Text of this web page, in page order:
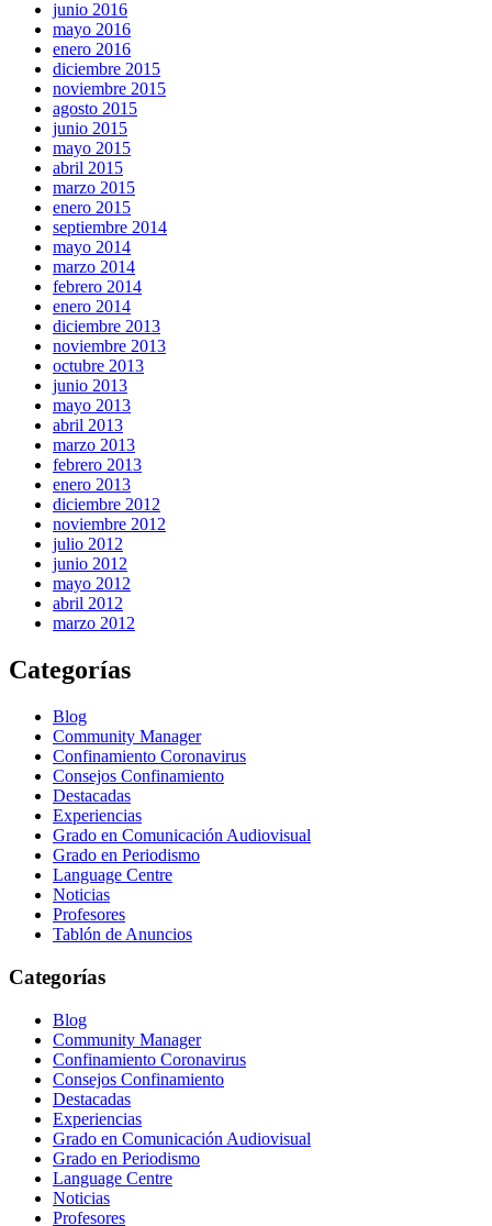
junio 2016
mayo 2016
enero 2016
diciembre 2015
noviembre 2015
agosto 2015
junio 2015
mayo 2015
abril 2015
marzo 2015
enero 2015
septiembre 2014
mayo 2014
marzo 2014
febrero 2014
enero 2014
diciembre 2013
noviembre 2013
octubre 2013
junio 2013
mayo 2013
abril 2013
marzo 2013
febrero 2013
enero 2013
diciembre 2012
noviembre 2012
julio 2012
junio 2012
mayo 2012
abril 2012
marzo 2012
Categorías
Blog
Community Manager
Confinamiento Coronavirus
Consejos Confinamiento
Destacadas
Experiencias
Grado en Comunicación Audiovisual
Grado en Periodismo
Language Centre
Noticias
Profesores
Tablón de Anuncios
Categorías
Blog
Community Manager
Confinamiento Coronavirus
Consejos Confinamiento
Destacadas
Experiencias
Grado en Comunicación Audiovisual
Grado en Periodismo
Language Centre
Noticias
Profesores